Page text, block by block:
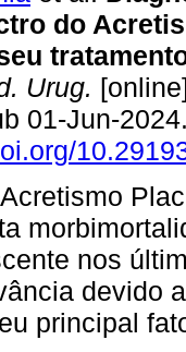
do
Urug.
01-Jun-
nos
devido
principal